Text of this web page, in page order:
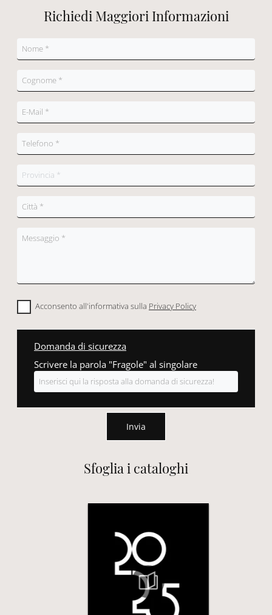
Sfoglia i cataloghi
Richiedi Maggiori Informazioni
Acconsento all'informativa sulla Privacy Policy
Domanda di sicurezza
Scrivere la parola "Fragole" al singolare
Invia